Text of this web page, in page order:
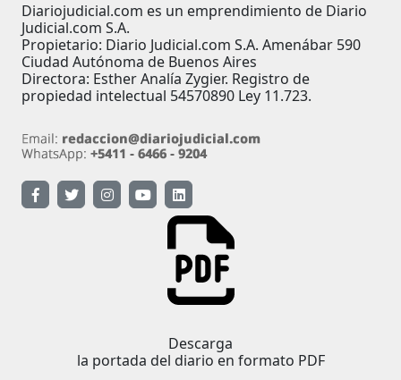
Diariojudicial.com es un emprendimiento de Diario
Judicial.com S.A.
Propietario: Diario Judicial.com S.A. Amenábar 590
Ciudad Autónoma de Buenos Aires
Directora: Esther Analía Zygier. Registro de
propiedad intelectual 54570890 Ley 11.723.
Descarga
la portada del diario en formato PDF